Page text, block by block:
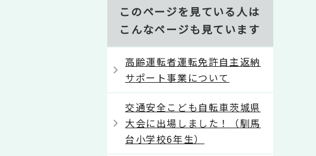
このページを見ている人は
こんなページも見ています
高齢運転者運転免許自主返納
サポート事業について
交通安全こども自転車茨城県
大会に出場しました！（馴馬
台小学校6年生）